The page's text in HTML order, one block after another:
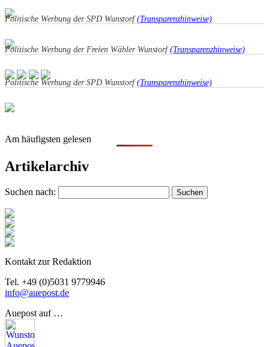
Politische Werbung der SPD Wunstorf(Transparenzhinweise)
Politische Werbung der Freien Wähler Wunstorf(Transparenzhinweise)
Politische Werbung der SPD Wunstorf(Transparenzhinweise)
Am häufigsten gelesen
Artikelarchiv
Suchen nach:
Kontakt zur Redaktion
Tel. +49 (0)5031 9779946
info@auepost.de
Auepost auf …